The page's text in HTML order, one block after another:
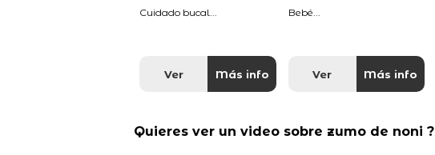
Cuidado bucal...
Ver Más info
Bebé...
Ver Más info
Quieres ver un video sobre zumo de noni ?